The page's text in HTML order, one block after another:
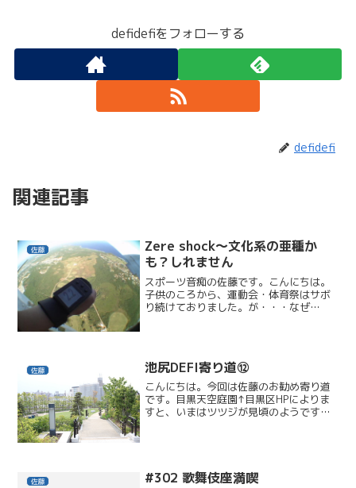
defidefiをフォローする
defidefi
関連記事
佐藤
Zere shock～文化系の亜種か
も？しれません
スポーツ音痴の佐藤です。こんにちは。
子供のころから、運動会・体育祭はサボ
り続けておりました。が・・・なぜ
佐藤 池尻DEFI寄り道⑫
こんにちは。今回は佐藤のお勧め寄り道
です。目黒天空庭園↑目黒区HPによりま
すと、いまはツツジが見頃のようです。
佐藤 #302 歌舞伎座満喫